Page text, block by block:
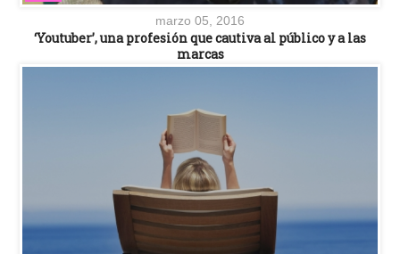
marzo 05, 2016
‘Youtuber’, una profesión que cautiva al público y a las
marcas